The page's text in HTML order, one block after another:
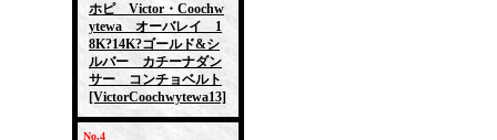
ホピ Victor・Coochw
ytewa オーバレイ 1
8K?14K?ゴールド&シ
ルバー カチーナダン
サー コンチョベルト
[VictorCoochwytewa13]
No.4